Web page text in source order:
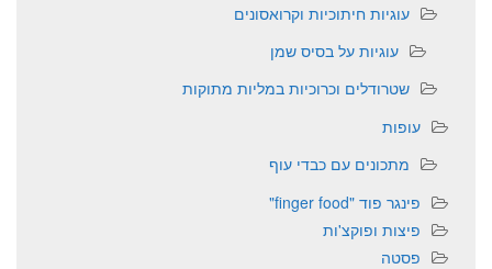
עוגיות חיתוכיות וקרואסונים
עוגיות על בסיס שמן
שטרודלים וכרוכיות במליות מתוקות
עופות
מתכונים עם כבדי עוף
פינגר פוד "finger food"
פיצות ופוקצ'ות
פסטה